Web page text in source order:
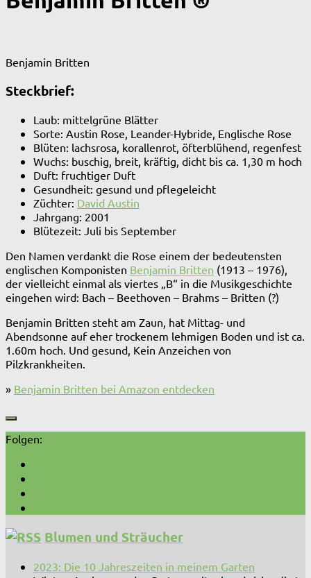
Benjamin Britten
Steckbrief:
Laub: mittelgrüne Blätter
Sorte: Austin Rose, Leander-Hybride, Englische Rose
Blüten: lachsrosa, korallenrot, öfterblühend, regenfest
Wuchs: buschig, breit, kräftig, dicht bis ca. 1,30 m hoch
Duft: fruchtiger Duft
Gesundheit: gesund und pflegeleicht
Züchter: David Austin
Jahrgang: 2001
Blütezeit: Juli bis September
Den Namen verdankt die Rose einem der bedeutensten
englischen Komponisten Benjamin Britten (1913 – 1976),
der vielleicht einmal als viertes „B“ in die Musikgeschichte
eingehen wird: Bach – Beethoven – Brahms – Britten (?)
Benjamin Britten steht am Zaun, hat Mittag- und
Abendsonne auf eher trockenem lehmigen Boden und ist ca.
1.60m hoch. Und gesund, Kein Anzeichen von
Pilzkrankheiten.
» Benjamin Britten bei Amazon entdecken
Folgen:
Blumen und Sträucher
2023: Die 10 Jahreszeiten in meinem Garten